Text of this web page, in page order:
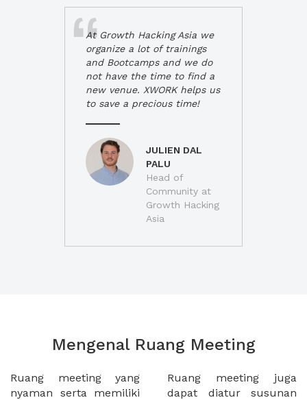
At Growth Hacking Asia we
organize a lot of trainings
and Bootcamps and we do
not have the time to find a
new venue. XWORK helps us
to save a precious time!
JULIEN DAL
PALU
Head of
Community at
Growth Hacking
Asia
Mengenal Ruang Meeting
Ruang meeting yang
nyaman serta memiliki
Ruang meeting juga
dapat diatur susunan